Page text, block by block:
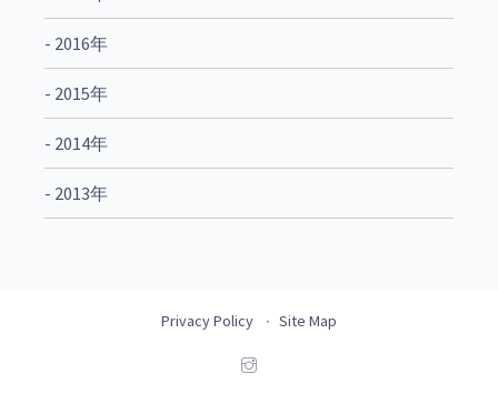
- 2016年
- 2015年
- 2014年
- 2013年
Privacy Policy Site Map